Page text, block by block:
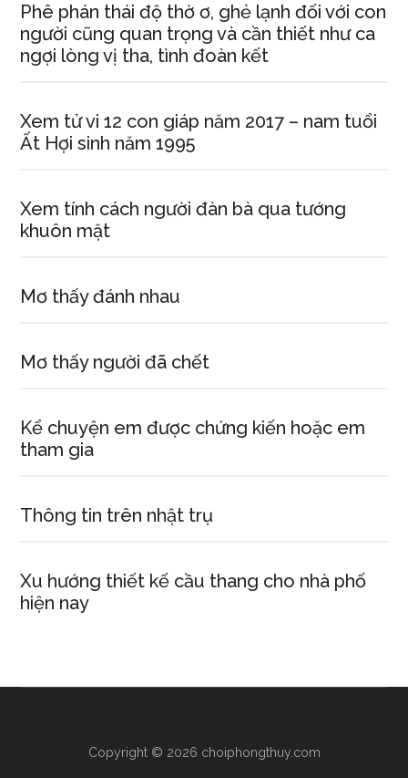
Phê phán thái độ thờ ơ, ghẻ lạnh đối với con
người cũng quan trọng và cần thiết như ca
ngợi lòng vị tha, tình đoàn kết
Xem tử vi 12 con giáp năm 2017 – nam tuổi
Ất Hợi sinh năm 1995
Xem tính cách người đàn bà qua tướng
khuôn mặt
Mơ thấy đánh nhau
Mơ thấy người đã chết
Kể chuyện em được chứng kiến hoặc em
tham gia
Thông tin trên nhật trụ
Xu hướng thiết kế cầu thang cho nhà phố
hiện nay
Copyright © 2026 choiphongthuy.com